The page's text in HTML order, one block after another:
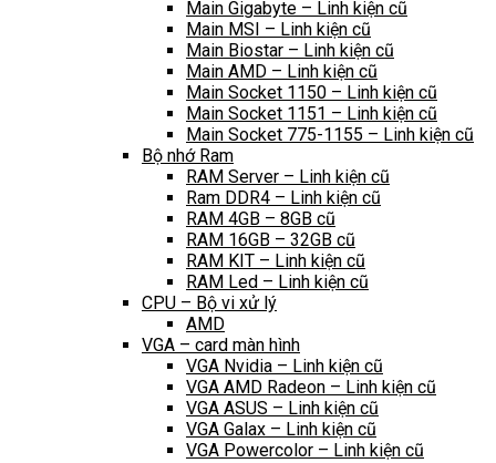
Main Gigabyte – Linh kiện cũ
Main MSI – Linh kiện cũ
Main Biostar – Linh kiện cũ
Main AMD – Linh kiện cũ
Main Socket 1150 – Linh kiện cũ
Main Socket 1151 – Linh kiện cũ
Main Socket 775-1155 – Linh kiện cũ
Bộ nhớ Ram
RAM Server – Linh kiện cũ
Ram DDR4 – Linh kiện cũ
RAM 4GB – 8GB cũ
RAM 16GB – 32GB cũ
RAM KIT – Linh kiện cũ
RAM Led – Linh kiện cũ
CPU – Bộ vi xử lý
AMD
VGA – card màn hình
VGA Nvidia – Linh kiện cũ
VGA AMD Radeon – Linh kiện cũ
VGA ASUS – Linh kiện cũ
VGA Galax – Linh kiện cũ
VGA Powercolor – Linh kiện cũ